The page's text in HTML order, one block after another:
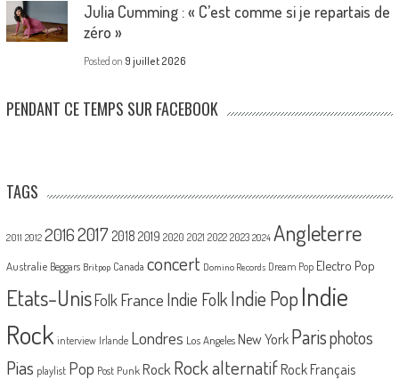
Julia Cumming : « C’est comme si je repartais de
zéro »
Posted on 9 juillet 2026
PENDANT CE TEMPS SUR FACEBOOK
TAGS
2011 2012 20162017 2018 2019 2020 2021 2022 2023 2024 Angleterre
Australie Beggars Britpop Canada concert Domino Records Dream Pop Electro Pop
Etats-UnisFolk France Indie FolkIndie PopIndie
Rock interview Irlande Londres Los Angeles New York Parisphotos
Pias playlist Pop Post Punk Rock Rock alternatif Rock Français